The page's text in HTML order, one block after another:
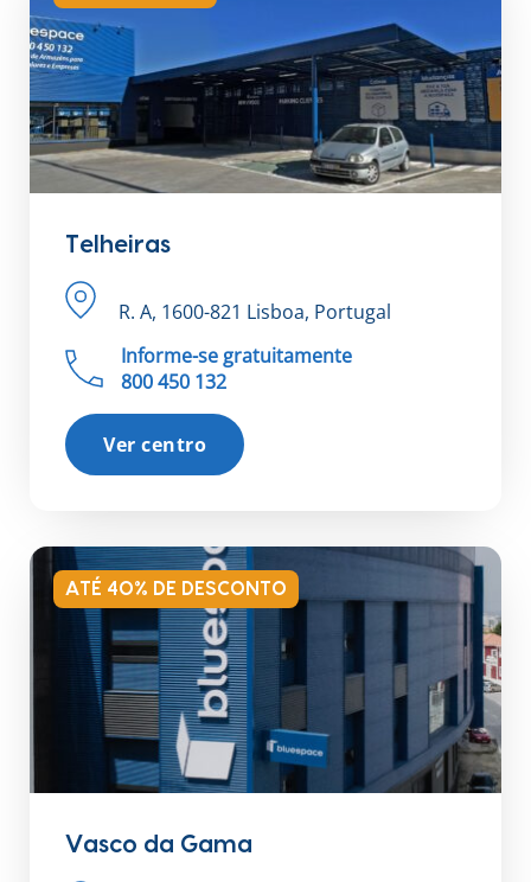
Telheiras
R. A, 1600-821 Lisboa, Portugal
Informe-se gratuitamente
800 450 132
Ver centro
ATÉ 40% DE DESCONTO
Vasco da Gama